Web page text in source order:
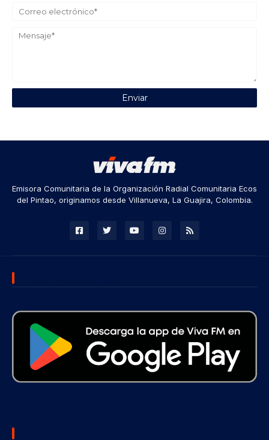
Emisora Comunitaria de la Organización Radial Comunitaria Ecos
del Pintao, originamos desde Villanueva, La Guajira, Colombia.